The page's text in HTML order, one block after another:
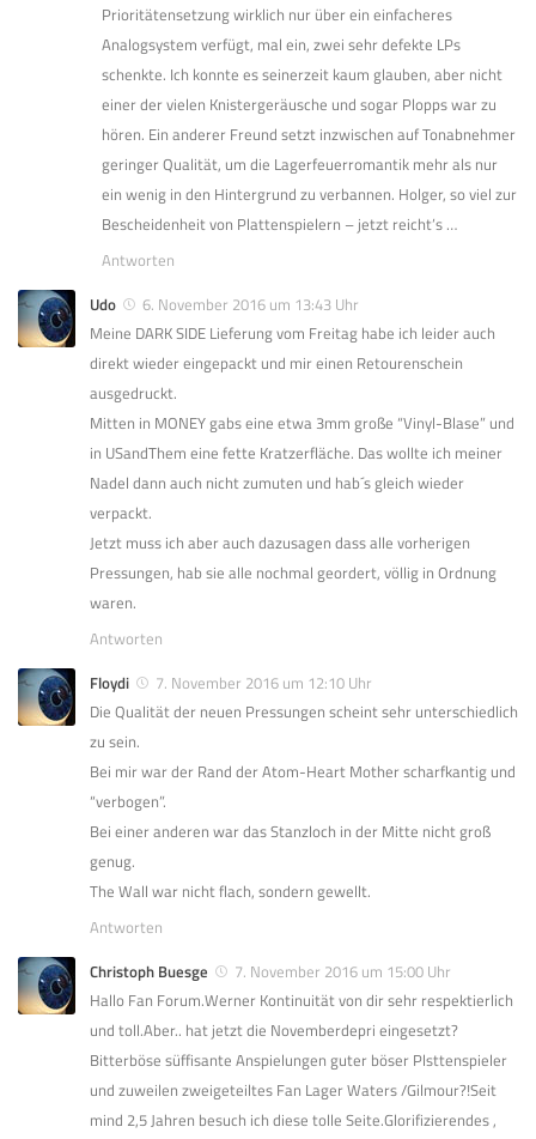
Prioritätensetzung wirklich nur über ein einfacheres
Analogsystem verfügt, mal ein, zwei sehr defekte LPs
schenkte. Ich konnte es seinerzeit kaum glauben, aber nicht
einer der vielen Knistergeräusche und sogar Plopps war zu
hören. Ein anderer Freund setzt inzwischen auf Tonabnehmer
geringer Qualität, um die Lagerfeuerromantik mehr als nur
ein wenig in den Hintergrund zu verbannen. Holger, so viel zur
Bescheidenheit von Plattenspielern – jetzt reicht’s …
Antworten
Udo
6. November 2016 um 13:43 Uhr
Meine DARK SIDE Lieferung vom Freitag habe ich leider auch
direkt wieder eingepackt und mir einen Retourenschein
ausgedruckt.
Mitten in MONEY gabs eine etwa 3mm große “Vinyl-Blase” und
in USandThem eine fette Kratzerfläche. Das wollte ich meiner
Nadel dann auch nicht zumuten und hab´s gleich wieder
verpackt.
Jetzt muss ich aber auch dazusagen dass alle vorherigen
Pressungen, hab sie alle nochmal geordert, völlig in Ordnung
waren.
Antworten
Floydi
7. November 2016 um 12:10 Uhr
Die Qualität der neuen Pressungen scheint sehr unterschiedlich
zu sein.
Bei mir war der Rand der Atom-Heart Mother scharfkantig und
“verbogen”.
Bei einer anderen war das Stanzloch in der Mitte nicht groß
genug.
The Wall war nicht flach, sondern gewellt.
Antworten
Christoph Buesge
7. November 2016 um 15:00 Uhr
Hallo Fan Forum.Werner Kontinuität von dir sehr respektierlich
und toll.Aber.. hat jetzt die Novemberdepri eingesetzt?
Bitterböse süffisante Anspielungen guter böser Plsttenspieler
und zuweilen zweigeteiltes Fan Lager Waters /Gilmour?!Seit
mind 2,5 Jahren besuch ich diese tolle Seite.Glorifizierendes ,